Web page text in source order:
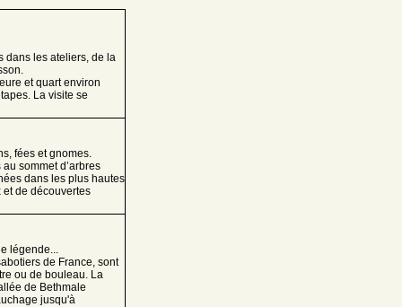
dans les ateliers, de la
et quart environ
La visite se
fées et gnomes.
sommet d’arbres
dans les plus hautes
de découvertes
légende...
de France, sont
ou de bouleau. La
de Bethmale
jusqu'à